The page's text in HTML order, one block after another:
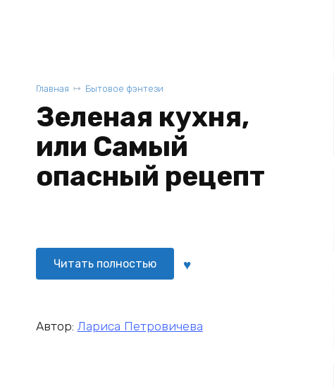
Главная Бытовое фэнтези
Зеленая кухня,
или Самый
опасный рецепт
Читать полностью
Автор: Лариса Петровичева